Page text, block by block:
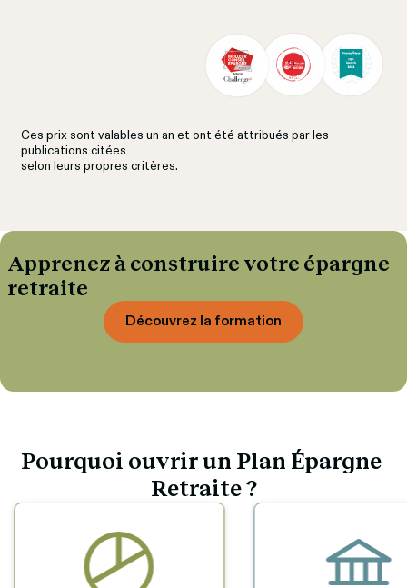
Ces prix sont valables un an et ont été attribués par les
publications citées
selon leurs propres critères.
Apprenez à construire votre épargne
retraite
Découvrez la formation
Pourquoi ouvrir un Plan Épargne
Retraite ?